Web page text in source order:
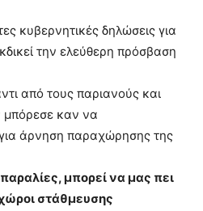
κυβερνητικές δηλώσεις για
την ελεύθερη πρόσβαση
από τους παριανούς και
μπόρεσε καν να
άρνηση παραχώρησης της
μπορεί να μας πει
χώροι στάθμευσης